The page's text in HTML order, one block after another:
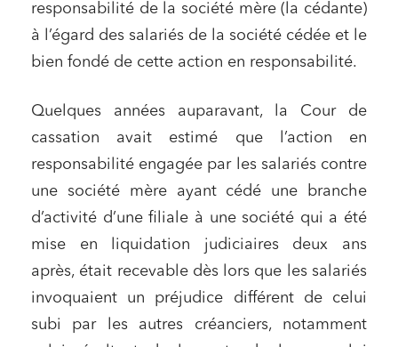
responsabilité de la société mère (la cédante)
à l’égard des salariés de la société cédée et le
bien fondé de cette action en responsabilité.
Quelques années auparavant, la Cour de
cassation avait estimé que l’action en
responsabilité engagée par les salariés contre
une société mère ayant cédé une branche
d’activité d’une filiale à une société qui a été
mise en liquidation judiciaires deux ans
après, était recevable dès lors que les salariés
invoquaient un préjudice différent de celui
subi par les autres créanciers, notamment